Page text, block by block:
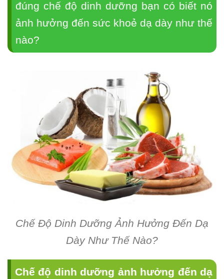
đúng chế độ dinh dưỡng bạn có biết nó
ảnh hưởng đến sức khoẻ dạ dày như thế
nào?
Chế Độ Dinh Dưỡng Ảnh Hưởng Đến Dạ
Dày Như Thế Nào?
Chế độ dinh dưỡng ảnh hưởng đến dạ